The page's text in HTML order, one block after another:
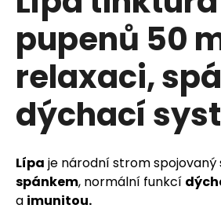
pupenů 50
relaxaci,
dýchací
Lípa je národní strom spojovaný
spánkem, normální funkcí
a imunitou.
HLEDAT
D
o
p